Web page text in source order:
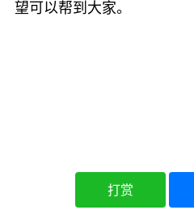
望可以帮到大家。
打赏